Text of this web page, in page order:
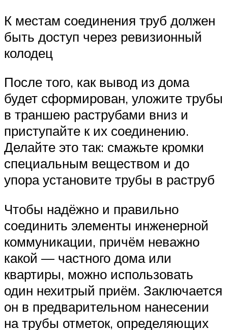
К местам соединения труб должен
быть доступ через ревизионный
колодец
После того, как вывод из дома
будет сформирован, уложите трубы
в траншею раструбами вниз и
приступайте к их соединению.
Делайте это так: смажьте кромки
специальным веществом и до
упора установите трубы в раструб
Чтобы надёжно и правильно
соединить элементы инженерной
коммуникации, причём неважно
какой — частного дома или
квартиры, можно использовать
один нехитрый приём. Заключается
он в предварительном нанесении
на трубы отметок, определяющих